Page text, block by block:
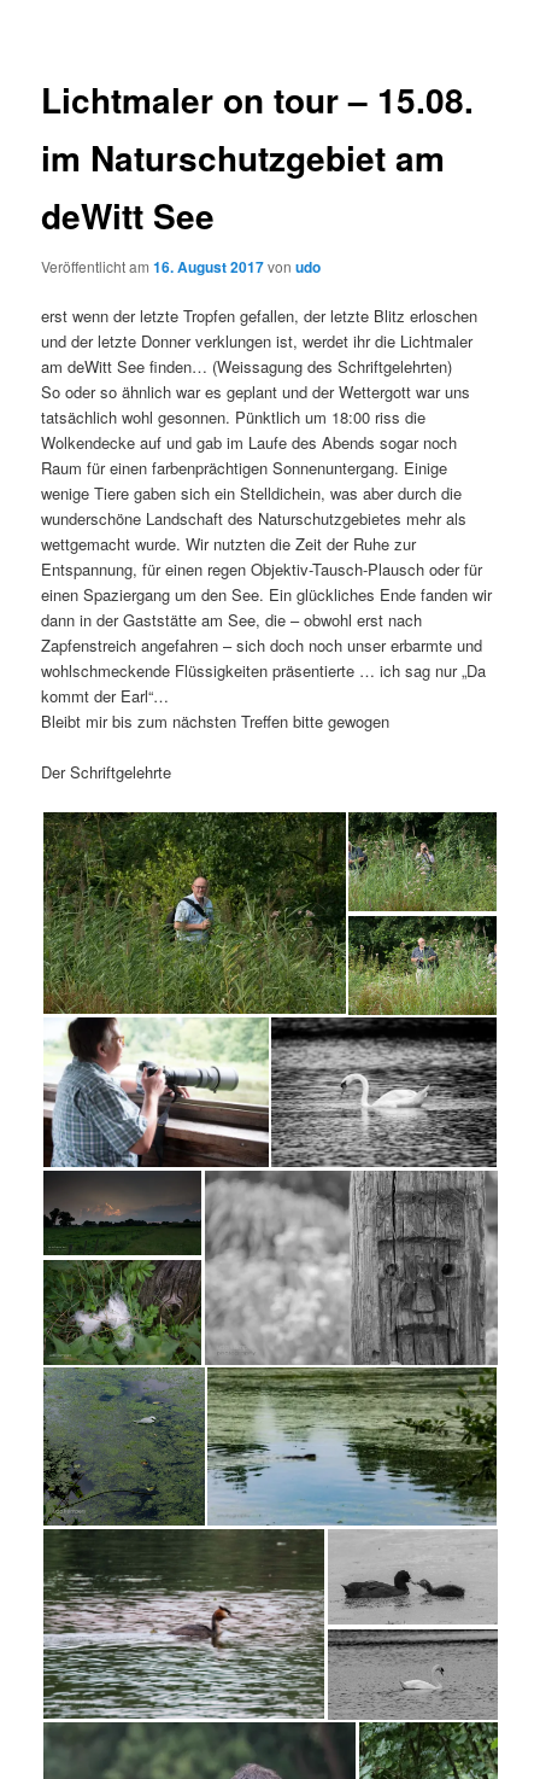
Lichtmaler on tour – 15.08.
im Naturschutzgebiet am
deWitt See
Veröffentlicht am16. August 2017vonudo
erst wenn der letzte Tropfen gefallen, der letzte Blitz erloschen
und der letzte Donner verklungen ist, werdet ihr die Lichtmaler
am deWitt See finden… (Weissagung des Schriftgelehrten)
So oder so ähnlich war es geplant und der Wettergott war uns
tatsächlich wohl gesonnen. Pünktlich um 18:00 riss die
Wolkendecke auf und gab im Laufe des Abends sogar noch
Raum für einen farbenprächtigen Sonnenuntergang. Einige
wenige Tiere gaben sich ein Stelldichein, was aber durch die
wunderschöne Landschaft des Naturschutzgebietes mehr als
wettgemacht wurde. Wir nutzten die Zeit der Ruhe zur
Entspannung, für einen regen Objektiv-Tausch-Plausch oder für
einen Spaziergang um den See. Ein glückliches Ende fanden wir
dann in der Gaststätte am See, die – obwohl erst nach
Zapfenstreich angefahren – sich doch noch unser erbarmte und
wohlschmeckende Flüssigkeiten präsentierte … ich sag nur „Da
kommt der Earl“…
Bleibt mir bis zum nächsten Treffen bitte gewogen
Der Schriftgelehrte